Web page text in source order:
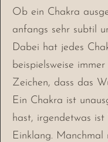
Ob ein Chakra
anfangs sehr subtil
Dabei hat jedes
beispielsweise
Zeichen, dass das
Ein Chakra ist
hast, irgendetwas ist
Einklang. Manchmal